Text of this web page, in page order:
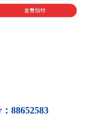
88652583